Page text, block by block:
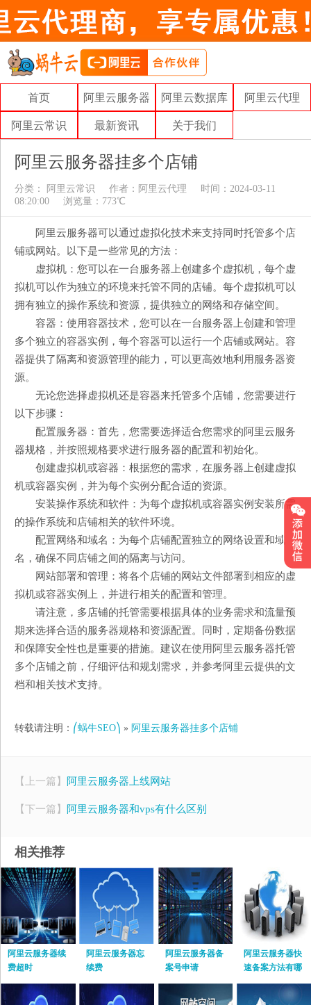
首页 阿里云服务器 阿里云数据库 阿里云代理
阿里云常识 最新资讯 关于我们
阿里云服务器挂多个店铺
分类： 阿里云常识 作者： 阿里云代理
时间：2024-03-11
08:20:00
浏览量：773℃
阿里云服务器可以通过虚拟化技术来支持同时托管多个店
铺或网站。以下是一些常见的方法：
虚拟机：您可以在一台服务器上创建多个虚拟机，每个虚
拟机可以作为独立的环境来托管不同的店铺。每个虚拟机可以
拥有独立的操作系统和资源，提供独立的网络和存储空间。
容器：使用容器技术，您可以在一台服务器上创建和管理
多个独立的容器实例，每个容器可以运行一个店铺或网站。容
器提供了隔离和资源管理的能力，可以更高效地利用服务器资
源。
无论您选择虚拟机还是容器来托管多个店铺，您需要进行
以下步骤：
配置服务器：首先，您需要选择适合您需求的阿里云服务
器规格，并按照规格要求进行服务器的配置和初始化。
创建虚拟机或容器：根据您的需求，在服务器上创建虚拟
机或容器实例，并为每个实例分配合适的资源。
安装操作系统和软件：为每个虚拟机或容器实例安装所需
的操作系统和店铺相关的软件环境。
配置网络和域名：为每个店铺配置独立的网络设置和域
名，确保不同店铺之间的隔离与访问。
网站部署和管理：将各个店铺的网站文件部署到相应的虚
拟机或容器实例上，并进行相关的配置和管理。
请注意，多店铺的托管需要根据具体的业务需求和流量预
期来选择合适的服务器规格和资源配置。同时，定期备份数据
和保障安全性也是重要的措施。建议在使用阿里云服务器托管
多个店铺之前，仔细评估和规划需求，并参考阿里云提供的文
档和相关技术支持。
转载请注明： ⎛蜗牛SEO⎞ » 阿里云服务器挂多个店铺
【上一篇】 阿里云服务器上线网站
【下一篇】 阿里云服务器和vps有什么区别
相关推荐
阿里云服务器续
费超时
阿里云服务器忘
续费
阿里云服务器备
案号申请
阿里云服务器快
速备案方法有哪
些